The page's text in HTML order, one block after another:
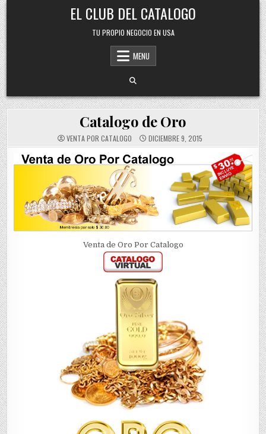
Skip
to
content
EL CLUB DEL CATALOGO
TU PROPIO NEGOCIO EN USA
MENU
Catalogo de Oro
VENTA POR CATALOGO DICIEMBRE 9, 2015
Venta de Oro Por Catalogo